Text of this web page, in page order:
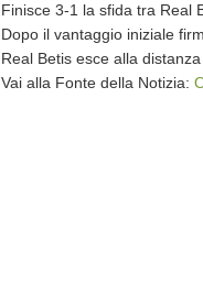
Finisce 3-1 la sfida tra Real
Dopo il vantaggio iniziale
Real Betis esce alla
Vai alla Fonte della Notizia: